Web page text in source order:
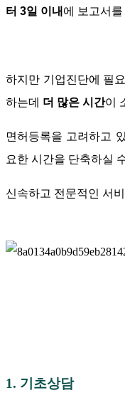
터 3일 이내 에 보고서
하지만 기업진단에 필
하는데 더 많은 시간이
면허등록을 고려하고
요한 시간을 단축하실
신속하고 전문적인 서
1. 기초상담